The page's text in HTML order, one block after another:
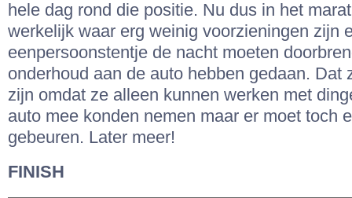
hele dag rond die positie. Nu dus in het
werkelijk waar erg weinig voorzieningen zijn
eenpersoonstentje de nacht moeten
onderhoud aan de auto hebben gedaan. Dat
zijn omdat ze alleen kunnen werken met
auto mee konden nemen maar er moet toch
gebeuren. Later meer!
FINISH